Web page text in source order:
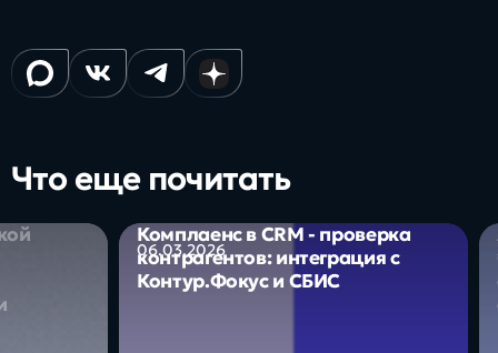
Что еще почитать
06.03.2026
Комплаенс в CRM - проверка
контрагентов: интеграция с
Контур.Фокус и СБИС